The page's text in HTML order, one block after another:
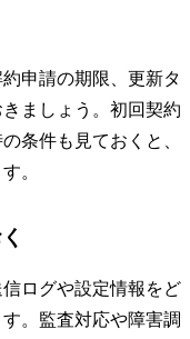
申請の期限、更新タ
ましょう。初回契約
条件も見ておくと、
。
ログや設定情報をど
。監査対応や障害調